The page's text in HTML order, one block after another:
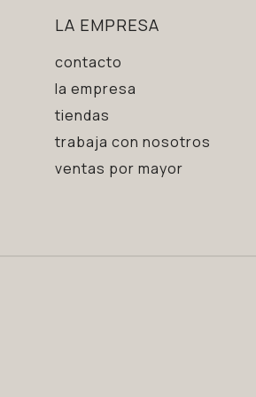
LA EMPRESA
contacto
la empresa
tiendas
trabaja con nosotros
ventas por mayor